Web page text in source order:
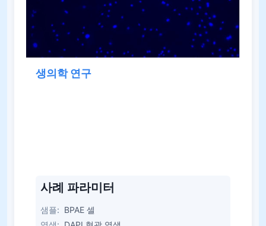
생의학 연구
사례 파라미터
샘플: BPAE 셀